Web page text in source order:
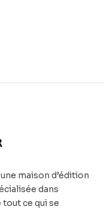
maison d’édition
dans
ce qui se